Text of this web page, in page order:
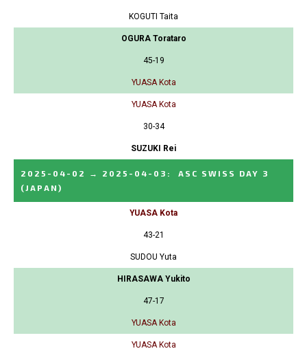
KOGUTI Taita
OGURA Torataro
45-19
YUASA Kota
YUASA Kota
30-34
SUZUKI Rei
2025-04-02 → 2025-04-03 :
ASC SWISS DAY 3
(JAPAN)
YUASA Kota
43-21
SUDOU Yuta
HIRASAWA Yukito
47-17
YUASA Kota
YUASA Kota